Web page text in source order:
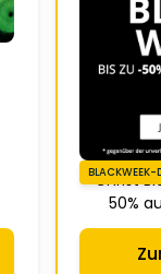
BLACKWEEK-
Christ
50%